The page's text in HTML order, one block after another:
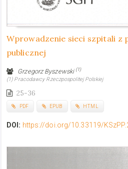
Wprowadzenie sieci szpitali z
publicznej
Grzegorz Byszewski (1)
(1) Pracodawcy Rzeczpospolitej Polskiej
25-36
PDF EPUB HTML
DOI: https://doi.org/10.33119/